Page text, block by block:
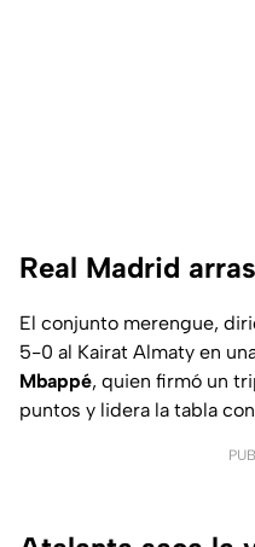
Real Madrid
El conjunto merengue,
5-0 al Kairat Almaty en
Mbappé, quien firmó un
puntos y lidera la tabla